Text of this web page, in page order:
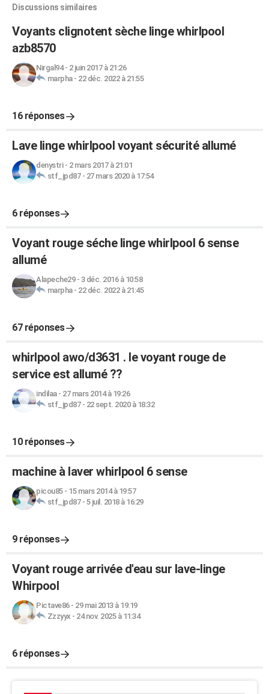
Discussions similaires
Voyants clignotent sèche linge whirlpool
azb8570
Nirgal94- 2 juin 2017 à 21:26
marpha- 22 déc. 2022 à 21:55
16 réponses
Lave linge whirlpool voyant sécurité allumé
denystri- 2 mars 2017 à 21:01
stf_jpd87- 27 mars 2020 à 17:54
6 réponses
Voyant rouge séche linge whirlpool 6 sense
allumé
Alapeche29- 3 déc. 2016 à 10:58
marpha- 22 déc. 2022 à 21:45
67 réponses
whirlpool awo/d3631 . le voyant rouge de
service est allumé ??
indilaa- 27 mars 2014 à 19:26
stf_jpd87- 22 sept. 2020 à 18:32
10 réponses
machine à laver whirlpool 6 sense
picou85- 15 mars 2014 à 19:57
stf_jpd87- 5 juil. 2018 à 16:29
9 réponses
Voyant rouge arrivée d'eau sur lave-linge
Whirpool
Pictave86- 29 mai 2013 à 19:19
Zzzyyx - 24 nov. 2025 à 11:34
6 réponses